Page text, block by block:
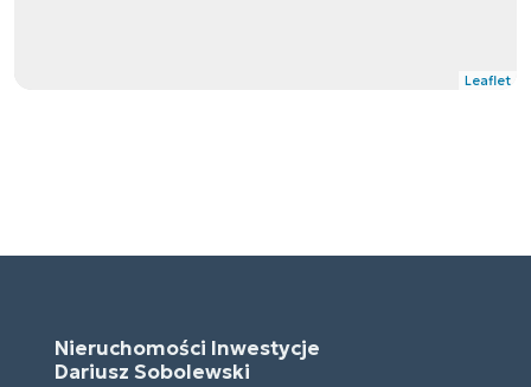
Leaflet
Nieruchomości Inwestycje
Dariusz Sobolewski